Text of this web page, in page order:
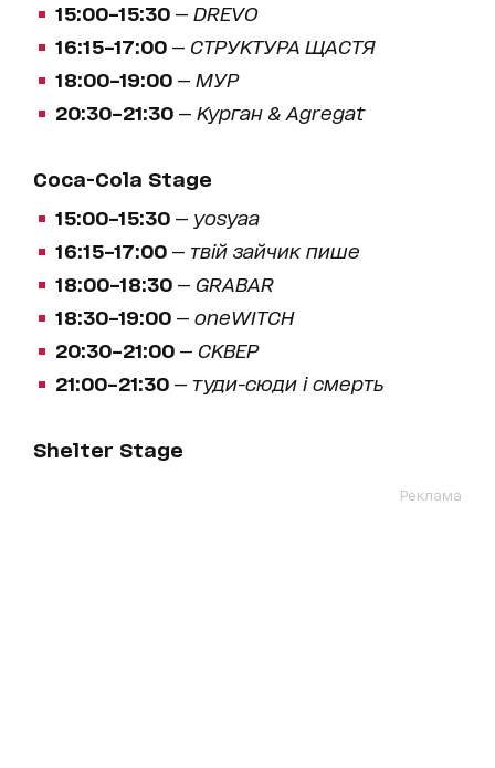
15:00–15:30 — DREVO
16:15–17:00 — СТРУКТУРА ЩАСТЯ
18:00–19:00 — МУР
20:30–21:30 — Курган & Agregat
Coca-Cola Stage
15:00–15:30 — yosyaa
16:15–17:00 — твій зайчик пише
18:00–18:30 — GRABAR
18:30–19:00 — oneWITCH
20:30–21:00 — СКВЕР
21:00–21:30 — туди-сюди і смерть
Shelter Stage
Реклама